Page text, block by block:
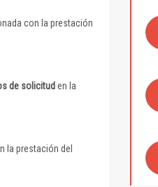
con la prestación
de solicitud en la
la prestación del